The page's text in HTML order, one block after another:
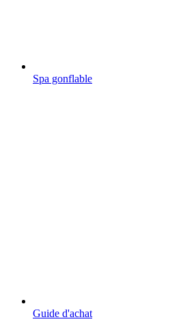
Spa gonflable
Guide d'achat